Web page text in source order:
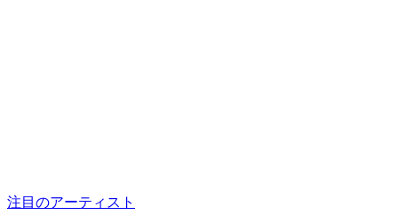
注目のアーティスト